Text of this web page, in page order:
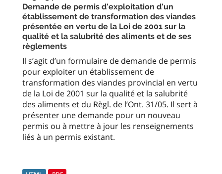
Demande de permis d'exploitation d'un
établissement de transformation des viandes
présentée en vertu de la Loi de 2001 sur la
qualité et la salubrité des aliments et de ses
règlements
Il s’agit d’un formulaire de demande de permis
pour exploiter un établissement de
transformation des viandes provincial en vertu
de la Loi de 2001 sur la qualité et la salubrité
des aliments et du Règl. de l’Ont. 31/05. Il sert à
présenter une demande pour un nouveau
permis ou à mettre à jour les renseignements
liés à un permis existant.